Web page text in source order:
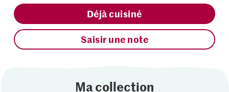
Déjà cuisiné
Saisir une note
Ma collection